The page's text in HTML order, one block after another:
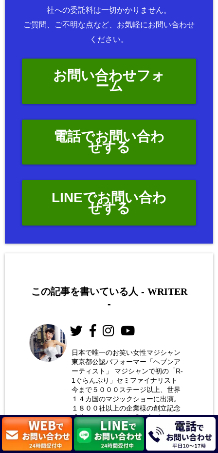
社への委託料は一切かかりません。
ご質問、ご不明な点など、お気軽にお問い合わせ
ください。
お問い合わせフォ
ーム
電話でお問い合わ
せする
LINEでお問い合わ
せする
この記事を書いている人 - WRITER
-
木巴
日本で唯一のお笑い女性マジシャン
東京都公認パフォーマー「ヘブンア
ーティスト」 マジシャンで初の「R-
1ぐらんぷり」セミファイナリスト
今まで５０００ステージ以上、世界
１４カ国のマジックショーに出演。
１８００社以上の企業様の創立記念
式典やパーティーを盛り上げてきた
ステージ専門の余興マジシャンで
す。 企業様のレセプションパーティ
での余興や商業施設様の催事イベン